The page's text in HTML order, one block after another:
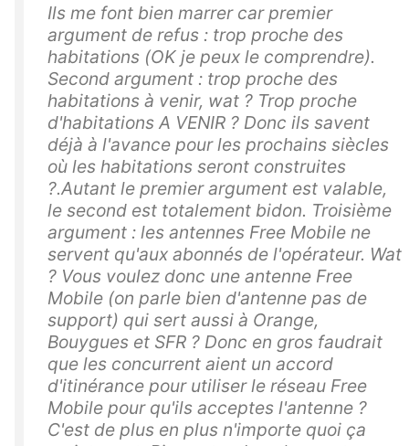
Ils me font bien marrer car premier
argument de refus : trop proche des
habitations (OK je peux le comprendre).
Second argument : trop proche des
habitations à venir, wat ? Trop proche
d'habitations A VENIR ? Donc ils savent
déjà à l'avance pour les prochains siècles
où les habitations seront construites
?.Autant le premier argument est valable,
le second est totalement bidon. Troisième
argument : les antennes Free Mobile ne
servent qu'aux abonnés de l'opérateur. Wat
? Vous voulez donc une antenne Free
Mobile (on parle bien d'antenne pas de
support) qui sert aussi à Orange,
Bouygues et SFR ? Donc en gros faudrait
que les concurrent aient un accord
d'itinérance pour utiliser le réseau Free
Mobile pour qu'ils acceptes l'antenne ?
C'est de plus en plus n'importe quoi ça